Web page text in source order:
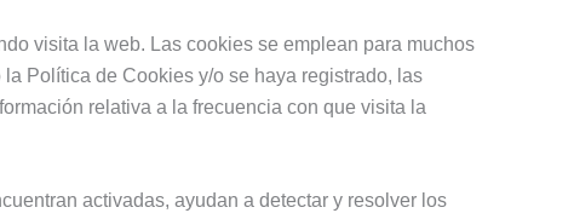
visita la web. Las cookies se emplean para muchos
Política de Cookies y/o se haya registrado, las
relativa a la frecuencia con que visita la
activadas, ayudan a detectar y resolver los